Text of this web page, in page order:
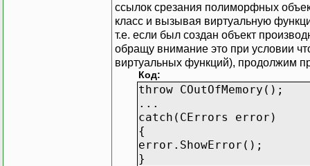
ссылок срезания полиморфных
класс и вызывая виртуальную
т.е. если был создан объект
обращу внимание это при условии
виртуальных функций), продолжим
Код:
throw COutOfMemory();
...
catch(CErrors error)
{
error.ShowError();
}